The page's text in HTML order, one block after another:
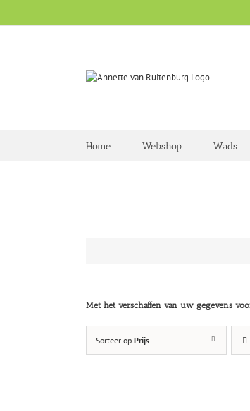
Home Webshop Wads
Met het verschaffen van uw gegevens
Sorteer op Prijs